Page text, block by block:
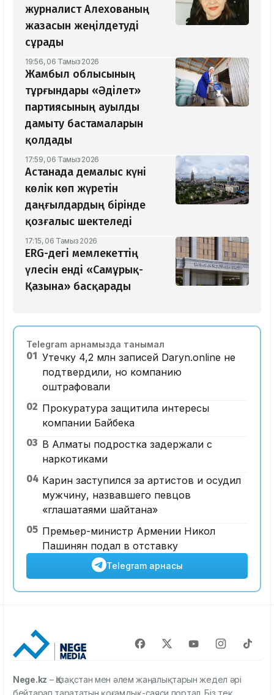
журналист Алехованың
жазасын жеңілдетуді
сұрады
19:56, 06 Тамыз 2026
Жамбыл облысының
тұрғындары «Әділет»
партиясының ауылды
дамыту бастамаларын
қолдады
17:59, 06 Тамыз 2026
Астанада демалыс күні
көлік көп жүретін
даңғылдардың бірінде
қозғалыс шектеледі
17:15, 06 Тамыз 2026
ERG-дегі мемлекеттің
үлесін енді «Самұрық-
Қазына» басқарады
Telegram арнамызда танымал
01 Утечку 4,2 млн записей Daryn.online не
подтвердили, но компанию
оштрафовали
02 Прокуратура защитила интересы
компании Байбека
03 В Алматы подростка задержали с
наркотиками
04 Карин заступился за артистов и осудил
мужчину, назвавшего певцов
«глашатаями шайтана»
05 Премьер-министр Армении Никол
Пашинян подал в отставку
Telegram арнасы
Nege.kz – Қазақстан мен әлем жаңалықтарын жедел әрі
бейтарап тарататын қоғамдық-саяси портал. Біз тек